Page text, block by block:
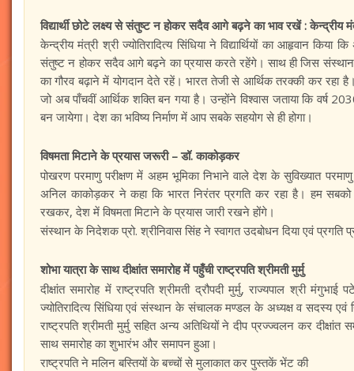
विद्यार्थी छोटे लक्ष्य से संतुष्ट न होकर सदैव आगे बढ़ने का भाव रखें : केन्द्रीय
केन्द्रीय मंत्री श्री ज्योतिरादित्य सिंधिया ने विद्यार्थियों का आहृवान
संतुष्ट न होकर सदैव आगे बढ़ने का प्रयास करते रहेंगे। साथ ही जिस
का गौरव बढ़ाने में योगदान देते रहें। भारत तेजी से आर्थिक तरक्की कर
जो अब पाँचवीं आर्थिक शक्ति बन गया है। उन्होंने विश्वास जताया कि वर्ष
बन जायेगा। देश का भविष्य निर्माण में आप सबके सहयोग से ही होगा।
विषमता मिटाने के प्रयास जरूरी – डॉ. काकोड़कर
पोखरण परमाणु परीक्षण में अहम भूमिका निभाने वाले देश के सुविख्यात परमाणु
अनिल काकोड़कर ने कहा कि भारत निरंतर प्रगति कर रहा है। हम
रखकर, देश में विषमता मिटाने के प्रयास जारी रखने होंगे।
संस्थान के निदेशक प्रो. श्रीनिवास सिंह ने स्वागत उदबोधन दिया एवं प्रगति
शोभा यात्रा के साथ दीक्षांत समारोह में पहुँची राष्ट्रपति श्रीमती मुर्मु
दीक्षांत समारोह में राष्ट्रपति श्रीमती द्रौपदी मुर्मु, राज्यपाल श्री
ज्योतिरादित्य सिंधिया एवं संस्थान के संचालक मण्डल के अध्यक्ष व सदस्य
राष्ट्रपति श्रीमती मुर्मु सहित अन्य अतिथियों ने दीप प्रज्ज्वलन कर दीक्षांत
साथ समारोह का शुभारंभ और समापन हुआ।
राष्ट्रपति ने मलिन बस्तियों के बच्चों से मुलाकात कर पुस्तकें भेंट की